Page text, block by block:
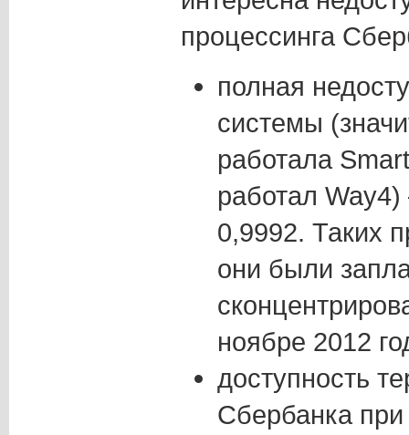
процессинга
полная
системы
работала
работал
0,9992. Таких
они были
ноябре 2012
доступность
Сбербанка